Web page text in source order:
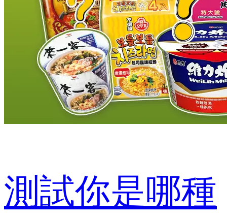
測試你是哪種